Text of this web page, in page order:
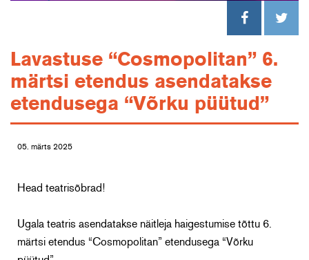
Lavastuse “Cosmopolitan” 6.
märtsi etendus asendatakse
etendusega “Võrku püütud”
05. märts 2025
Head teatrisõbrad!
Ugala teatris asendatakse näitleja haigestumise tõttu 6.
märtsi etendus “Cosmopolitan” etendusega “Võrku